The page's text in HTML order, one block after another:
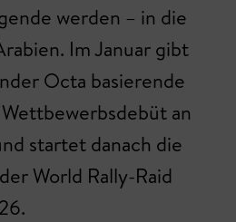
werden – in die
Im Januar gibt
Octa basierende
an
startet danach die
World Rally-Raid